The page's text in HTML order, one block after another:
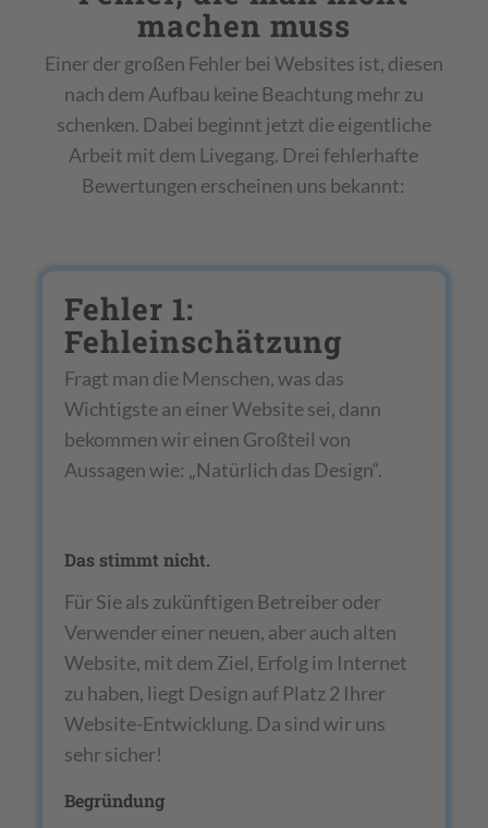
machen muss
Einer der großen Fehler bei Websites ist, diesen
nach dem Aufbau keine Beachtung mehr zu
schenken. Dabei beginnt jetzt die eigentliche
Arbeit mit dem Livegang. Drei fehlerhafte
Bewertungen erscheinen uns bekannt:
Fehler 1:
Fehleinschätzung
Fragt man die Menschen, was das
Wichtigste an einer Website sei, dann
bekommen wir einen Großteil von
Aussagen wie: „Natürlich das Design“.
Das stimmt nicht.
Für Sie als zukünftigen Betreiber oder
Verwender einer neuen, aber auch alten
Website, mit dem Ziel, Erfolg im Internet
zu haben, liegt Design auf Platz 2 Ihrer
Website-Entwicklung. Da sind wir uns
sehr sicher!
Begründung